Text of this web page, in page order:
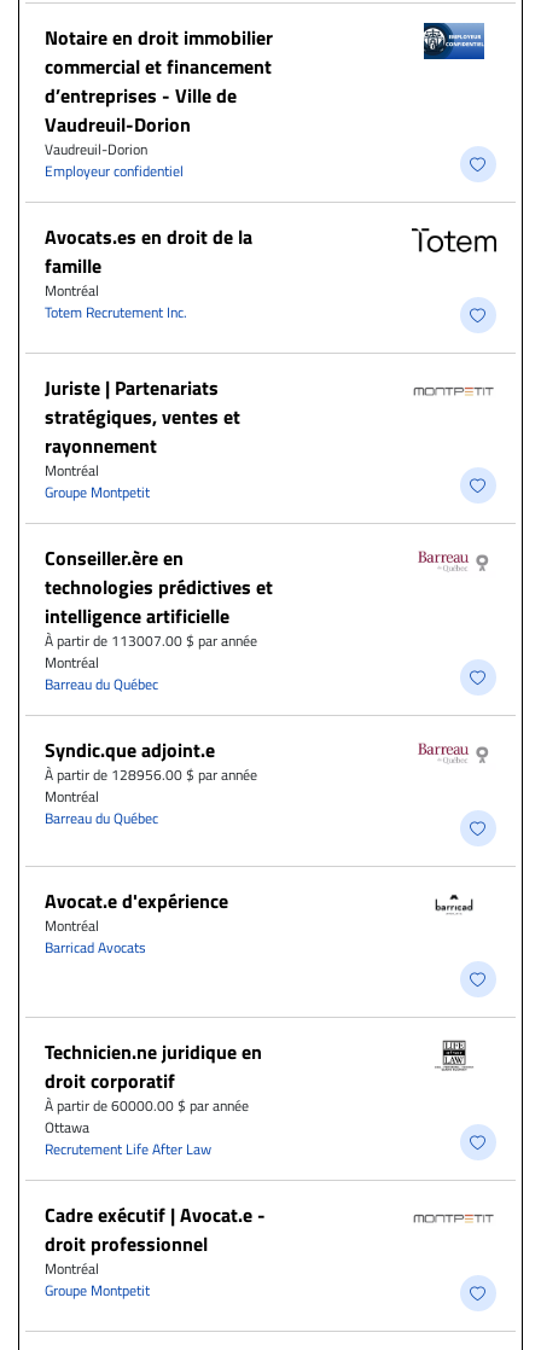
Notaire en droit immobilier
commercial et financement
d’entreprises - Ville de
Vaudreuil-Dorion
Vaudreuil-Dorion
Employeur confidentiel
Avocats.es en droit de la
famille
Montréal
Totem Recrutement Inc.
Juriste | Partenariats
stratégiques, ventes et
rayonnement
Montréal
Groupe Montpetit
Conseiller.ère en
technologies prédictives et
intelligence artificielle
À partir de 113007.00 $ par année
Montréal
Barreau du Québec
Syndic.que adjoint.e
À partir de 128956.00 $ par année
Montréal
Barreau du Québec
Avocat.e d'expérience
Montréal
Barricad Avocats
Technicien.ne juridique en
droit corporatif
À partir de 60000.00 $ par année
Ottawa
Recrutement Life After Law
Cadre exécutif | Avocat.e -
droit professionnel
Montréal
Groupe Montpetit